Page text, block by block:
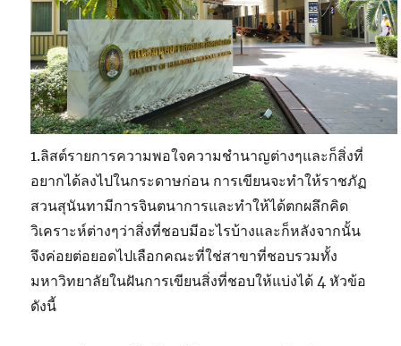
1.ลิสต์รายการความพอใจความชำนาญต่างๆและก็สิ่งที่
อยากได้ลงไปในกระดาษก่อน การเขียนจะทำให้ราชภัฏ
สวนสุนันทามีการจินตนาการและทำให้ได้ตกผลึกคิด
วิเคราะห์ต่างๆว่าสิ่งที่ชอบมีอะไรบ้างและก็หลังจากนั้น
จึงค่อยต่อยอดไปเลือกคณะที่ใช่สาขาที่ชอบรวมทั้ง
มหาวิทยาลัยในฝันการเขียนสิ่งที่ชอบให้แบ่งได้ 4 หัวข้อ
ดังนี้